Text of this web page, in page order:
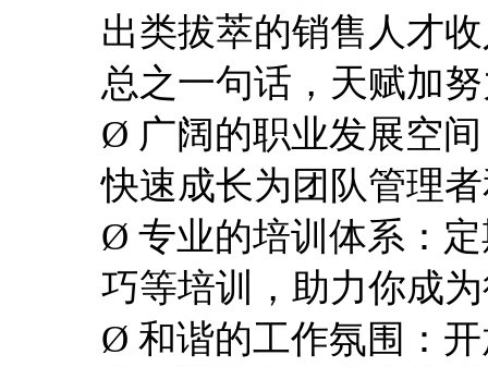
出类拔萃的销售人才
总之一句话，天赋加
Ø 广阔的职业发展空
快速成长为团队管理
Ø 专业的培训体系：
巧等培训，助力你成
Ø 和谐的工作氛围：